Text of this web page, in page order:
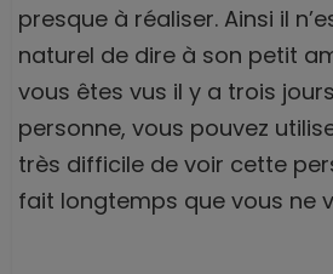
presque à réaliser. Ainsi il
naturel de dire à son petit
vous êtes vus il y a trois
personne, vous pouvez
très difficile de voir cette
fait longtemps que vous ne